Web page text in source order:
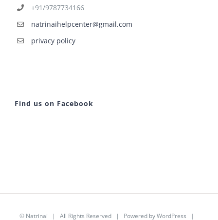
+91/9787734166
natrinaihelpcenter@gmail.com
privacy policy
Find us on Facebook
© Natrinai | All Rights Reserved | Powered byWordPress |